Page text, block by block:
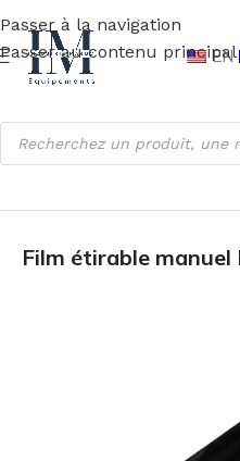
Passer à la navigation
Passer au contenu principal
EN
Accueil Emballage Film
Film étirable manuel